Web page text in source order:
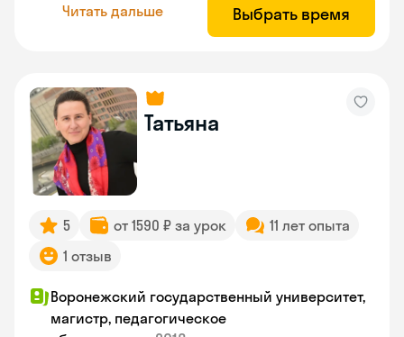
Читать дальше Выбрать время
Татьяна
5 от 1590 ₽ за урок
11 лет опыта
1 отзыв
Воронежский государственный университет,
магистр, педагогическое